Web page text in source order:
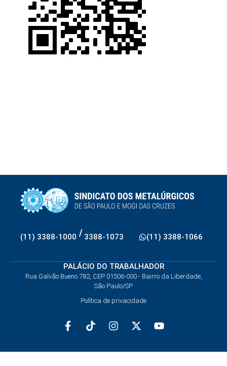
(11) 3388-1000 / 3388-1073 (11) 3388-1066
PALÁCIO DO TRABALHADOR
Rua Galvão Bueno 782, CEP 01506-000 - Bairro da Liberdade,
São Paulo/SP
Política de privacidade